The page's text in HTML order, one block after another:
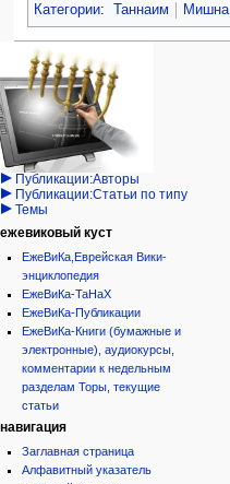
Категории: Таннаим Мишна
Навигация
персональные инструменты
войти
запрос
учётной
записи
категории
Израиль:Страна и
государство
Иудаизм
Народ
Проекты
Проекты/Участники/
дополнения
Публикации:Авторы
Публикации:Статьи по типу
Темы
ежевиковый куст
ЕжеВиКа,Еврейская Вики-
энциклопедия
ЕжеВиКа-ТаНаХ
ЕжеВиКа-Публикации
ЕжеВиКа-Книги (бумажные и
электронные), аудиокурсы,
комментарии к недельным
разделам Торы, текущие
статьи
навигация
Заглавная страница
Алфавитный указатель